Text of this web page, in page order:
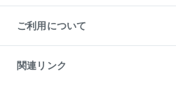
ご紹介・再契約特典
入居者様専用-各種ご案内（賃貸）
東急こすもす会「こすもすWeb」
ご利用について
金融商品取引について
東急リバブル ソーシャルメディアポリシー
関連リンク